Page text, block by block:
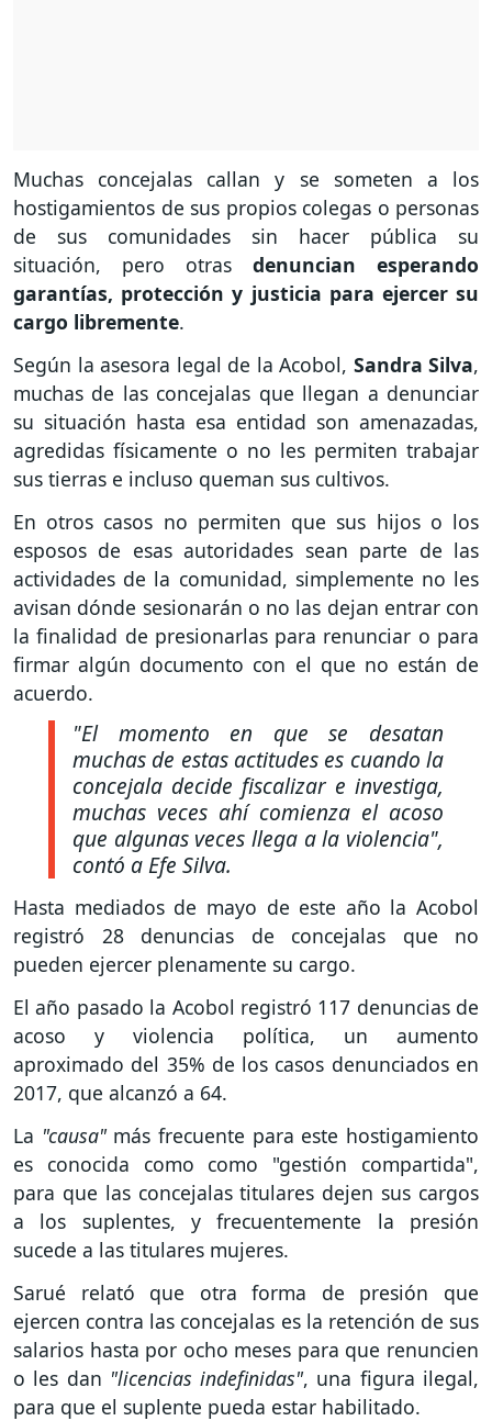
Muchas concejalas callan y se someten a los
hostigamientos de sus propios colegas o personas
de sus comunidades sin hacer pública su
situación, pero otras denuncian esperando
garantías, protección y justicia para ejercer su
cargo libremente.
Según la asesora legal de la Acobol, Sandra Silva,
muchas de las concejalas que llegan a denunciar
su situación hasta esa entidad son amenazadas,
agredidas físicamente o no les permiten trabajar
sus tierras e incluso queman sus cultivos.
En otros casos no permiten que sus hijos o los
esposos de esas autoridades sean parte de las
actividades de la comunidad, simplemente no les
avisan dónde sesionarán o no las dejan entrar con
la finalidad de presionarlas para renunciar o para
firmar algún documento con el que no están de
acuerdo.
"El momento en que se desatan
muchas de estas actitudes es cuando la
concejala decide fiscalizar e investiga,
muchas veces ahí comienza el acoso
que algunas veces llega a la violencia",
contó a Efe Silva.
Hasta mediados de mayo de este año la Acobol
registró 28 denuncias de concejalas que no
pueden ejercer plenamente su cargo.
El año pasado la Acobol registró 117 denuncias de
acoso y violencia política, un aumento
aproximado del 35% de los casos denunciados en
2017, que alcanzó a 64.
La "causa" más frecuente para este hostigamiento
es conocida como como "gestión compartida",
para que las concejalas titulares dejen sus cargos
a los suplentes, y frecuentemente la presión
sucede a las titulares mujeres.
Sarué relató que otra forma de presión que
ejercen contra las concejalas es la retención de sus
salarios hasta por ocho meses para que renuncien
o les dan "licencias indefinidas", una figura ilegal,
para que el suplente pueda estar habilitado.